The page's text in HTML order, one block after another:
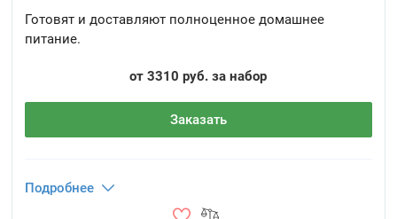
Готовят и доставляют полноценное домашнее
питание.
от 3310 руб. за набор
Заказать
Подробнее